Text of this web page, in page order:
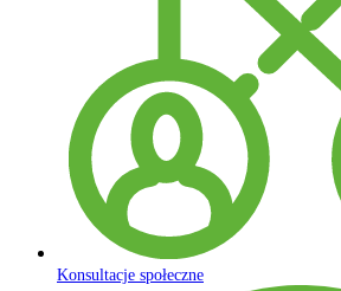
Konsultacje społeczne